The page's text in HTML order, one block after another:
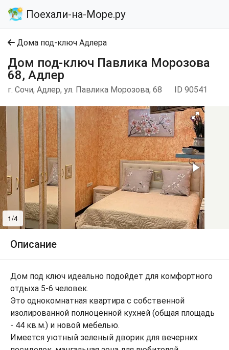
Поехали-на-Море.ру
Дома под-ключ Адлера
Дом под-ключ Павлика Морозова
68, Адлер
г. Сочи, Адлер, ул. Павлика Морозова, 68 ID 90541
1/4
Описание
Дом под ключ идеально подойдет для комфортного
отдыха 5-6 человек.
Это однокомнатная квартира с собственной
изолированной полноценной кухней (общая площадь
- 44 кв.м.) и новой мебелью.
Имеется уютный зеленый дворик для вечерних